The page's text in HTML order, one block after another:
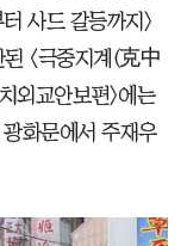
사드 갈등까지>
<극중지계(克中
외교안보편>에는
화문에서 주재우